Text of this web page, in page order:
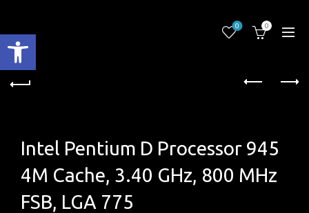
Ανοίξτε τη γραμμή εργαλείων
0 0
Intel Pentium D Processor 945
4M Cache, 3.40 GHz, 800 MHz
FSB, LGA 775